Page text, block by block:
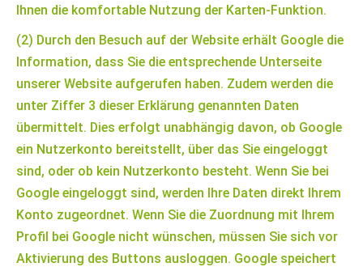
Ihnen die komfortable Nutzung der Karten-Funktion.
(2) Durch den Besuch auf der Website erhält Google die
Information, dass Sie die entsprechende Unterseite
unserer Website aufgerufen haben. Zudem werden die
unter Ziffer 3 dieser Erklärung genannten Daten
übermittelt. Dies erfolgt unabhängig davon, ob Google
ein Nutzerkonto bereitstellt, über das Sie eingeloggt
sind, oder ob kein Nutzerkonto besteht. Wenn Sie bei
Google eingeloggt sind, werden Ihre Daten direkt Ihrem
Konto zugeordnet. Wenn Sie die Zuordnung mit Ihrem
Profil bei Google nicht wünschen, müssen Sie sich vor
Aktivierung des Buttons ausloggen. Google speichert